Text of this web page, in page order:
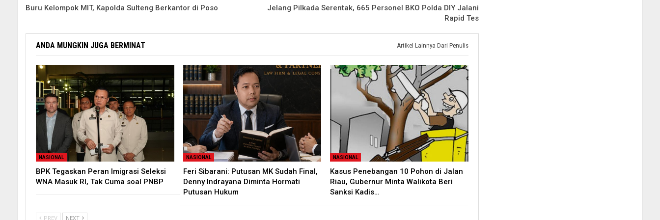
Buru Kelompok MIT, Kapolda Sulteng Berkantor di Poso
Jelang Pilkada Serentak, 665 Personel BKO Polda DIY Jalani
Rapid Tes
ANDA MUNGKIN JUGA BERMINAT Artikel Lainnya Dari Penulis
NASIONAL
BPK Tegaskan Peran Imigrasi Seleksi
WNA Masuk RI, Tak Cuma soal PNBP
NASIONAL
Feri Sibarani: Putusan MK Sudah Final,
Denny Indrayana Diminta Hormati
Putusan Hukum
NASIONAL
Kasus Penebangan 10 Pohon di Jalan
Riau, Gubernur Minta Walikota Beri
Sanksi Kadis…
PREV NEXT